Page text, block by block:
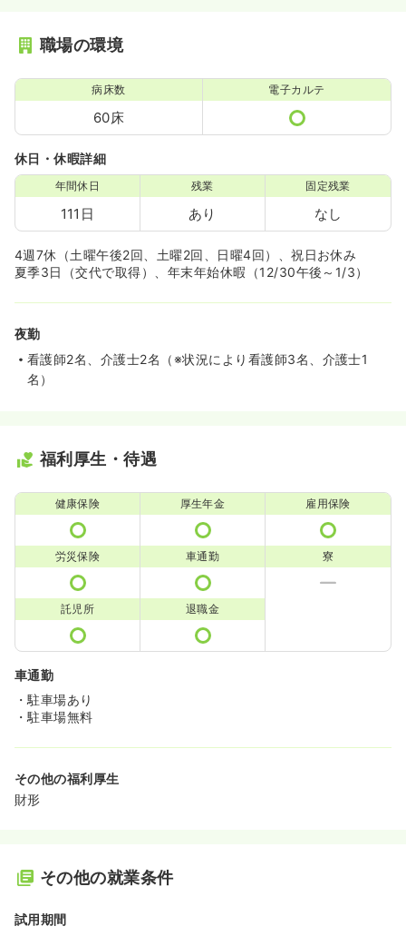
職場の環境
病床数
60床
電子カルテ
休日・休暇詳細
年間休日
111日
残業
あり
固定残業
なし
4週7休（土曜午後2回、土曜2回、日曜4回）、祝日お休み
夏季3日（交代で取得）、年末年始休暇（12/30午後～1/3）
夜勤
看護師2名、介護士2名（※状況により看護師3名、介護士1
名）
福利厚生・待遇
健康保険 厚生年金 雇用保険
労災保険 車通勤 寮
託児所 退職金
車通勤
・駐車場あり
・駐車場無料
その他の福利厚生
財形
その他の就業条件
試用期間